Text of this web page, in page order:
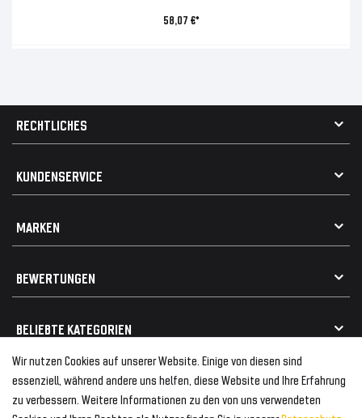
58,07 €*
Wir nutzen Cookies auf unserer Website. Einige von diesen sind
essenziell, während andere uns helfen, diese Website und Ihre Erfahrung
zu verbessern. Weitere Informationen zu den von uns verwendeten
RECHTLICHES
Widerrufsrecht
Vertrag widerrufen
Elektro- / Altteilentsorgung
KUNDENSERVICE
MARKEN
Geeignet für Mercedes
BEWERTUNGEN
BELIEBTE KATEGORIEN
Frontspoiler
Heckspoiler
Kabelbäume
FOLGEN SIE UNS AUF